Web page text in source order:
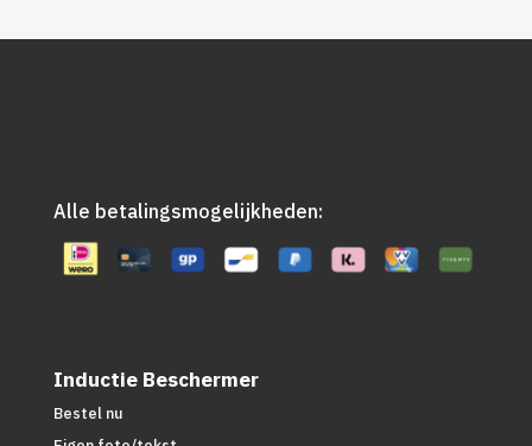
Alle betalingsmogelijkheden:
Inductie Beschermer
Bestel nu